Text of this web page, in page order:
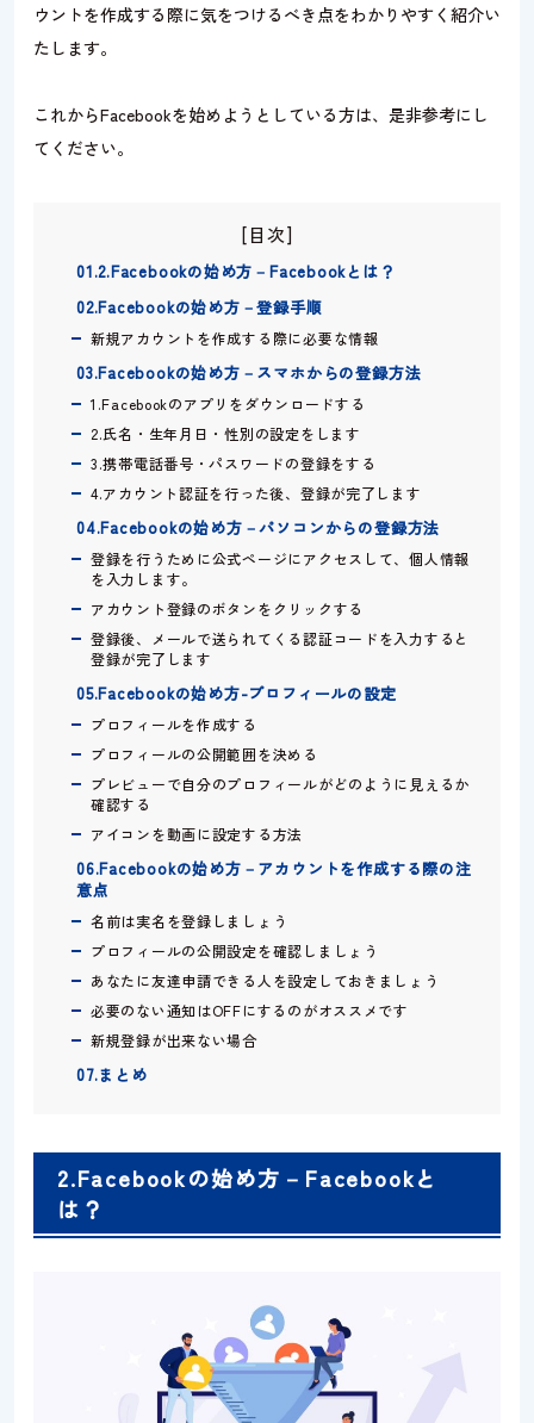
ウントを作成する際に気をつけるべき点をわかりやすく紹介い
たします。
これからFacebookを始めようとしている方は、是非参考にし
てください。
[目次]
01.2.Facebookの始め方－Facebookとは？
02.Facebookの始め方－登録手順
新規アカウントを作成する際に必要な情報
03.Facebookの始め方－スマホからの登録方法
1.Facebookのアプリをダウンロードする
2.氏名・生年月日・性別の設定をします
3.携帯電話番号・パスワードの登録をする
4.アカウント認証を行った後、登録が完了します
04.Facebookの始め方－パソコンからの登録方法
登録を行うために公式ページにアクセスして、個人情報
を入力します。
アカウント登録のボタンをクリックする
登録後、メールで送られてくる認証コードを入力すると
登録が完了します
05.Facebookの始め方-プロフィールの設定
プロフィールを作成する
プロフィールの公開範囲を決める
プレビューで自分のプロフィールがどのように見えるか
確認する
アイコンを動画に設定する方法
06.Facebookの始め方－アカウントを作成する際の注
意点
名前は実名を登録しましょう
プロフィールの公開設定を確認しましょう
あなたに友達申請できる人を設定しておきましょう
必要のない通知はOFFにするのがオススメです
新規登録が出来ない場合
07.まとめ
2.Facebookの始め方－Facebookと
は？